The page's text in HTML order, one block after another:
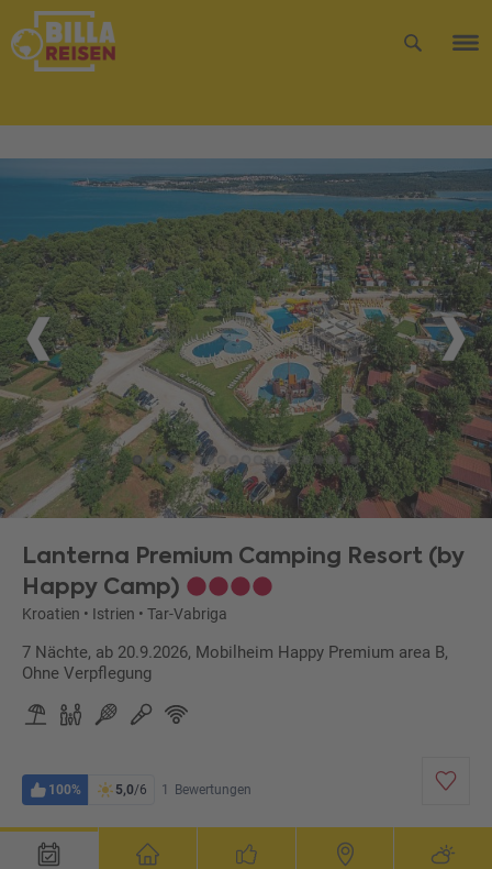
CM3)
Lanterna Premium Camping Resort (by
Happy Camp)
Kroatien • Istrien • Tar-Vabriga
7 Nächte, ab 20.9.2026, Mobilheim Happy Premium area B,
Ohne Verpflegung
100% 5,0/6 1 Bewertungen